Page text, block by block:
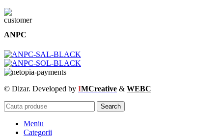
ANPC
© Dizar. Developed by IMCreative & WEBC
Search
Meniu
Categorii